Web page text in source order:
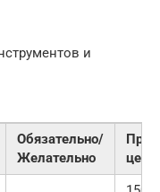
и
Обязательно/
Желательно
цена